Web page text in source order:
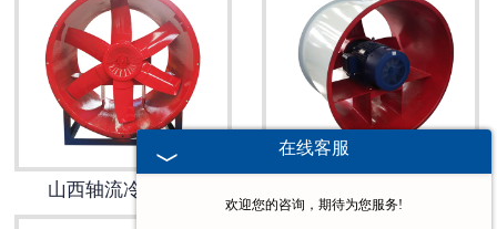
山西通风风机
山西锅炉风机
山西烘干风机
山西轴流冷却风机
在线客服
欢迎您的咨询，期待为您服务!